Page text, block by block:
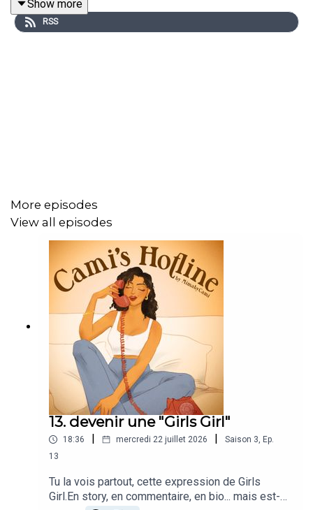
place ? À quel moment son regard a commencé à
compter plus que le tien ?
Show more
RSS
More episodes
View all episodes
13. devenir une "Girls Girl"
18:36 mercredi 22 juillet 2026 Saison 3, Ep.
13
Tu la vois partout, cette expression de Girls
Girl.En story, en commentaire, en bio... mais est-ce